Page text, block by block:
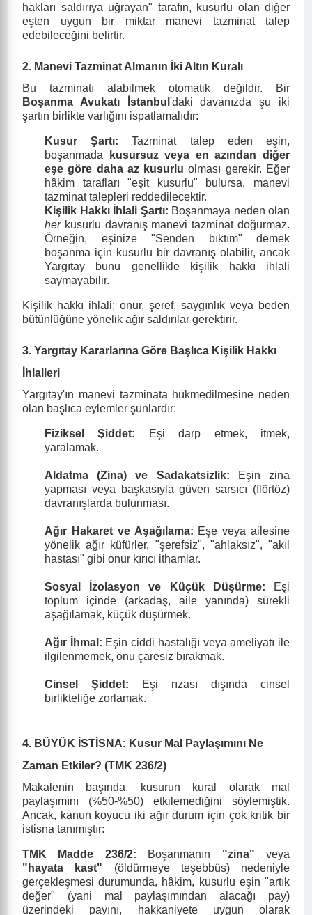
hakları saldırıya uğrayan" tarafın, kusurlu olan diğer
eşten uygun bir miktar manevi tazminat talep
edebileceğini belirtir.
2. Manevi Tazminat Almanın İki Altın Kuralı
Bu tazminatı alabilmek otomatik değildir. Bir
Boşanma Avukatı İstanbul 'daki davanızda şu iki
şartın birlikte varlığını ispatlamalıdır:
Kusur Şartı: Tazminat talep eden eşin,
boşanmada
kusursuz veya en azından diğer
eşe göre daha az kusurlu olması gerekir. Eğer
hâkim tarafları "eşit kusurlu" bulursa, manevi
tazminat talepleri reddedilecektir.
Kişilik Hakkı İhlali Şartı: Boşanmaya neden olan
herkusurlu davranış manevi tazminat doğurmaz.
Örneğin, eşinize "Senden bıktım" demek
boşanma için kusurlu bir davranış olabilir, ancak
Yargıtay bunu genellikle kişilik hakkı ihlali
saymayabilir.
Kişilik hakkı ihlali; onur, şeref, saygınlık veya beden
bütünlüğüne yönelik ağır saldırılar gerektirir.
3. Yargıtay Kararlarına Göre Başlıca Kişilik Hakkı
İhlalleri
Yargıtay'ın manevi tazminata hükmedilmesine neden
olan başlıca eylemler şunlardır:
Fiziksel Şiddet: Eşi darp etmek, itmek,
yaralamak.
Aldatma (Zina) ve Sadakatsizlik: Eşin zina
yapması veya başkasıyla güven sarsıcı (flörtöz)
davranışlarda bulunması.
Ağır Hakaret ve Aşağılama: Eşe veya ailesine
yönelik ağır küfürler, "şerefsiz", "ahlaksız", "akıl
hastası" gibi onur kırıcı ithamlar.
Sosyal İzolasyon ve Küçük Düşürme: Eşi
toplum içinde (arkadaş, aile yanında) sürekli
aşağılamak, küçük düşürmek.
Ağır İhmal: Eşin ciddi hastalığı veya ameliyatı ile
ilgilenmemek, onu çaresiz bırakmak.
Cinsel Şiddet: Eşi rızası dışında cinsel
birlikteliğe zorlamak.
4. BÜYÜK İSTİSNA: Kusur Mal Paylaşımını Ne
Zaman Etkiler? (TMK 236/2)
Makalenin başında, kusurun kural olarak mal
paylaşımını (%50-%50) etkilemediğini söylemiştik.
Ancak, kanun koyucu iki ağır durum için çok kritik bir
istisna tanımıştır:
TMK Madde 236/2: Boşanmanın "zina" veya
"hayata kast" (öldürmeye teşebbüs) nedeniyle
gerçekleşmesi durumunda, hâkim, kusurlu eşin "artık
değer" (yani mal paylaşımından alacağı pay)
üzerindeki payını, hakkaniyete uygun olarak